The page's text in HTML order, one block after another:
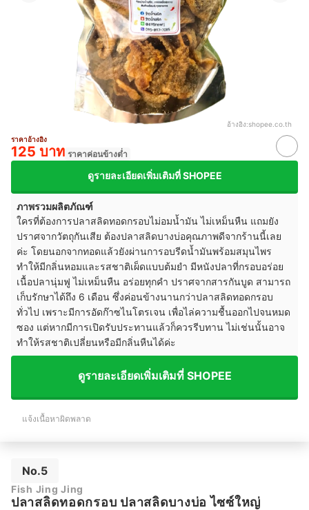
อ้างอิง:shopee.co.th
ราคาอ้างอิง
125 บาท ราคาค่อนข้างต่ำ
ดูรายละเอียดเพิ่มเติมที่ SHOPEE
ภาพรวมผลิตภัณฑ์
ใครที่ต้องการปลาสลิดทอดกรอบไม่อมน้ำมัน ไม่เหม็นหืน แถมยัง
ปราศจากวัตถุกันเสีย ต้องปลาสลิดบางบ่อคุณภาพดีจากร้านนี้เลย
ค่ะ โดยนอกจากทอดแล้วยังผ่านการอบรีดน้ำมันพร้อมสมุนไพร
ทำให้มีกลิ่นหอมและรสชาติเผ็ดแบบต้มยำ มีหนังปลาที่กรอบอร่อย
เนื้อปลานุ่มฟู ไม่เหม็นหืน อร่อยทุกคำ ปราศจากสารกันบูด สามารถ
เก็บรักษาได้ถึง 6 เดือน ซึ่งค่อนข้างนานกว่าปลาสลิดทอดกรอบ
ทั่วไป เพราะมีการอัดก๊าซไนโตรเจน เพื่อไล่ความชื้นออกไปจนหมด
ซอง แต่หากมีการเปิดรับประทานแล้วก็ควรรีบทาน ไม่เช่นนั้นอาจ
ทำให้รสชาติเปลี่ยนหรือมีกลิ่นหืนได้ค่ะ
ดูรายละเอียดเพิ่มเติมที่ SHOPEE
แจ้งเนื้อหาผิดพลาด
No.5
Fish Jing Jing
ปลาสลิดทอดกรอบ ปลาสลิดบางบ่อ ไซซ์ใหญ่